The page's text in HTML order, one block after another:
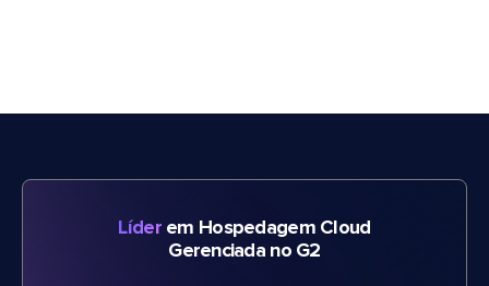
Líderem Hospedagem Cloud
Gerenciada no G2